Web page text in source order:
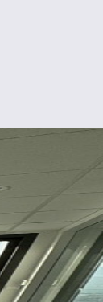
Bureaux
136 m2
Non